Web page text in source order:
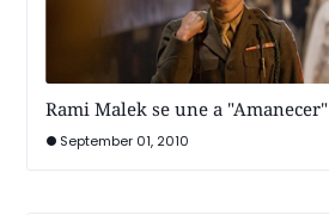
Rami Malek se une a "Amanecer"
September 01, 2010